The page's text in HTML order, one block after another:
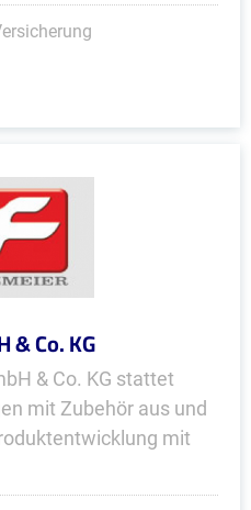
& Co. KG
& Co. KG stattet
mit Zubehör aus und
mit